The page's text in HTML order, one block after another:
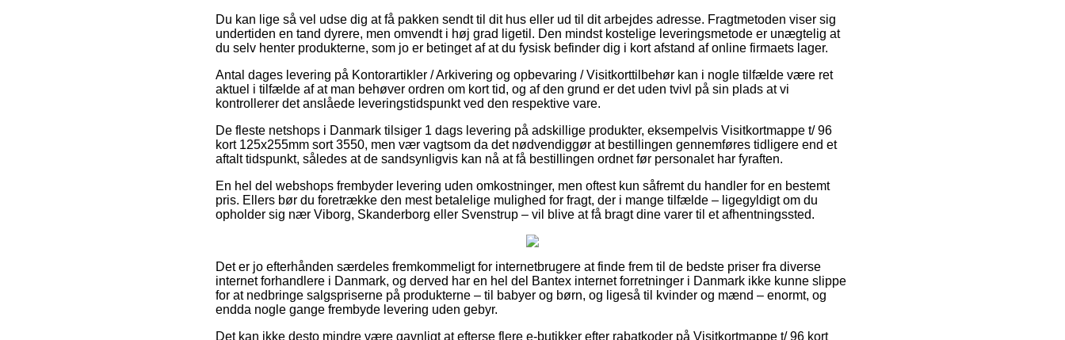
Du kan lige så vel udse dig at få pakken sendt til dit hus eller ud til dit arbejdes adresse. Fragtmetoden viser sig
undertiden en tand dyrere, men omvendt i høj grad ligetil. Den mindst kostelige leveringsmetode er unægtelig at
du selv henter produkterne, som jo er betinget af at du fysisk befinder dig i kort afstand af online firmaets lager.
Antal dages levering på Kontorartikler / Arkivering og opbevaring / Visitkorttilbehør kan i nogle tilfælde være ret
aktuel i tilfælde af at man behøver ordren om kort tid, og af den grund er det uden tvivl på sin plads at vi
kontrollerer det anslåede leveringstidspunkt ved den respektive vare.
De fleste netshops i Danmark tilsiger 1 dags levering på adskillige produkter, eksempelvis Visitkortmappe t/ 96
kort 125x255mm sort 3550, men vær vagtsom da det nødvendiggør at bestillingen gennemføres tidligere end et
aftalt tidspunkt, således at de sandsynligvis kan nå at få bestillingen ordnet før personalet har fyraften.
En hel del webshops frembyder levering uden omkostninger, men oftest kun såfremt du handler for en bestemt
pris. Ellers bør du foretrække den mest betalelige mulighed for fragt, der i mange tilfælde – ligegyldigt om du
opholder sig nær Viborg, Skanderborg eller Svenstrup – vil blive at få bragt dine varer til et afhentningssted.
Det er jo efterhånden særdeles fremkommeligt for internetbrugere at finde frem til de bedste priser fra diverse
internet forhandlere i Danmark, og derved har en hel del Bantex internet forretninger i Danmark ikke kunne slippe
for at nedbringe salgspriserne på produkterne – til babyer og børn, og ligeså til kvinder og mænd – enormt, og
endda nogle gange frembyde levering uden gebyr.
Det kan ikke desto mindre være gavnligt at efterse flere e-butikker efter rabatkoder på Visitkortmappe t/ 96 kort